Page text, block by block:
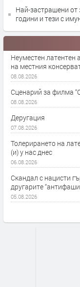
Най-застрашени от
години и тези с
Неуместен латентен
на местния
08.08.2026
Сценарий за филма
08.08.2026
Деругация
07.08.2026
Толерирането на
(и) у нас днес
06.08.2026
Скандал с нацисти
другарите
05.08.2026